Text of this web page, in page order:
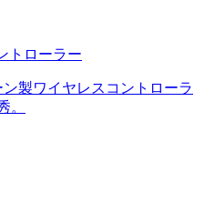
トローラー
製ワイヤレスコントローラ
。